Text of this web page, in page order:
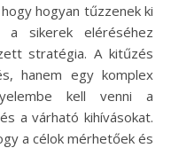
hogyan tűzzenek ki
sikerek eléréséhez
stratégia. A kitűzés
hanem egy komplex
kell venni a
a várható kihívásokat.
a célok mérhetőek és